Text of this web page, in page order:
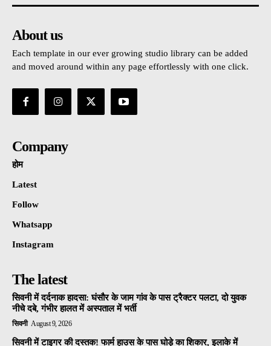
About us
Each template in our ever growing studio library can be added
and moved around within any page effortlessly with one click.
Company
होम
Latest
Follow
Whatsapp
Instagram
The latest
सिवनी में दर्दनाक हादसा: घंसौर के जाम गांव के पास ट्रैक्टर पलटा, दो युवक
नीचे दबे, गंभीर हालत में अस्पताल में भर्ती
सिवनी August 9, 2026
सिवनी में टाइगर की दस्तक! फार्म हाउस के पास घोड़े का शिकार, इलाके में